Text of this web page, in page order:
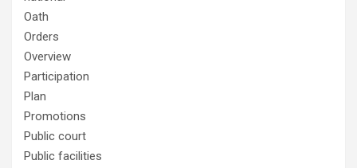
Oath
Orders
Overview
Participation
Plan
Promotions
Public court
Public facilities